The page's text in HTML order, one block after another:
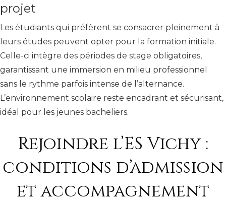
projet
Les étudiants qui préfèrent se consacrer pleinement à
leurs études peuvent opter pour la formation initiale.
Celle-ci intègre des périodes de stage obligatoires,
garantissant une immersion en milieu professionnel
sans le rythme parfois intense de l’alternance.
L’environnement scolaire reste encadrant et sécurisant,
idéal pour les jeunes bacheliers.
Rejoindre l’ES Vichy :
conditions d’admission
et accompagnement